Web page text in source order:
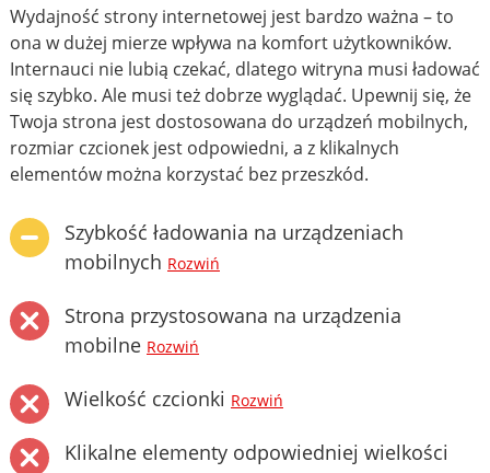
Wydajność strony internetowej jest bardzo ważna – to
ona w dużej mierze wpływa na komfort użytkowników.
Internauci nie lubią czekać, dlatego witryna musi ładować
się szybko. Ale musi też dobrze wyglądać. Upewnij się, że
Twoja strona jest dostosowana do urządzeń mobilnych,
rozmiar czcionek jest odpowiedni, a z klikalnych
elementów można korzystać bez przeszkód.
Szybkość ładowania na urządzeniach
mobilnych Rozwiń
Strona przystosowana na urządzenia
mobilne Rozwiń
Wielkość czcionki Rozwiń
Klikalne elementy odpowiedniej wielkości